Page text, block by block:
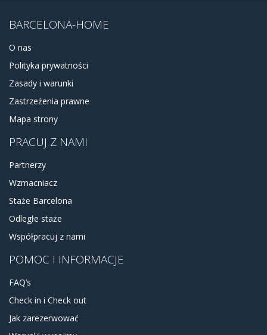
BARCELONA-HOME
O nas
Polityka prywatności
Zasady i warunki
Zastrzeżenia prawne
Mapa strony
PRACUJ Z NAMI
Partnerzy
Wzmacniacz
Staże Barcelona
Odległe staże
Współpracuj z nami
POMOC I INFORMACJE
FAQ’s
Check in i Check out
Jak zarezerwować